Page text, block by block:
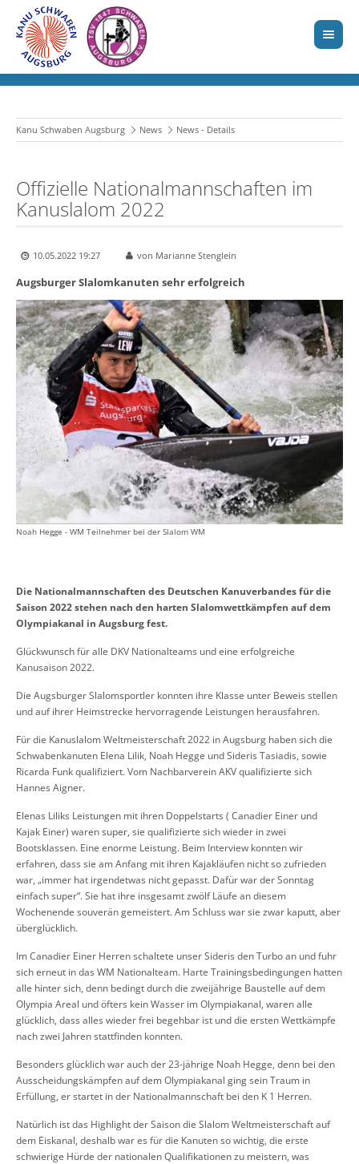
Kanu Schwaben Augsburg News News - Details
Offizielle Nationalmannschaften im
Kanuslalom 2022
10.05.2022 19:27 von Marianne Stenglein
Augsburger Slalomkanuten sehr erfolgreich
Noah Hegge - WM Teilnehmer bei der Slalom WM
Die Nationalmannschaften des Deutschen Kanuverbandes für die
Saison 2022 stehen nach den harten Slalomwettkämpfen auf dem
Olympiakanal in Augsburg fest.
Glückwunsch für alle DKV Nationalteams und eine erfolgreiche
Kanusaison 2022.
Die Augsburger Slalomsportler konnten ihre Klasse unter Beweis stellen
undauf ihrer Heimstrecke hervorragende Leistungen herausfahren.
Für die Kanuslalom Weltmeisterschaft 2022 in Augsburg haben sich die
Schwabenkanuten Elena Lilik, Noah Hegge und Sideris Tasiadis, sowie
Ricarda Funk qualifiziert. Vom Nachbarverein AKV qualifizierte sich
Hannes Aigner.
Elenas Liliks Leistungen mit ihren Doppelstarts ( Canadier Einer und
Kajak Einer) warensuper, sie qualifizierte sich wieder in zwei
Bootsklassen. Eine enorme Leistung. Beim Interview konnten wir
erfahren, dass sie am Anfang mit ihren Kajakläufen nicht so zufrieden
war, „immer hat irgendetwas nicht gepasst. Dafür warderSonntag
einfach super“. Sie hat ihre insgesamt zwölf Läufe an diesem
Wochenende souverän gemeistert. Am Schluss war sie zwar kaputt, aber
überglücklich.
Im Canadier Einer Herren schaltete unser Sideris den Turbo an und fuhr
sich erneut in das WM Nationalteam. Harte Trainingsbedingungen hatten
alle hinter sich, denn bedingt durch die zweijährige Baustelle auf dem
Olympia Areal und öfters kein Wasser im Olympiakanal, waren alle
glücklich, dass alles wieder frei begehbar ist und die ersten Wettkämpfe
nach zwei Jahren stattfinden konnten.
Besonders glücklich war auch der 23-jährige Noah Hegge, denn bei den
Ausscheidungskämpfen auf dem Olympiakanal gingsein Traum in
Erfüllung, er startet in der Nationalmannschaft bei den K 1 Herren.
Natürlich ist das Highlight der Saison die SlalomWeltmeisterschaft auf
dem Eiskanal, deshalb war es für die Kanuten so wichtig, die erste
schwierige Hürde der nationalen Qualifikationen zu meistern, was